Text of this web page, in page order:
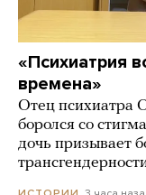
«Психиатрия
времена»
Отец психиатра
боролся со
дочь призывает